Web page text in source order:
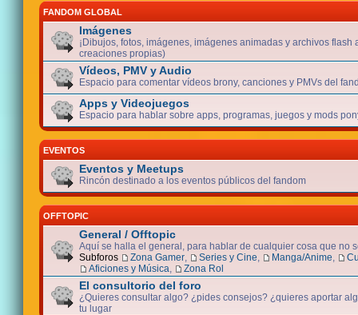
FANDOM GLOBAL
Imágenes
¡Dibujos, fotos, imágenes, imágenes animadas y archivos flash
creaciones propias)
Vídeos, PMV y Audio
Espacio para comentar vídeos brony, canciones y PMVs del
Apps y Videojuegos
Espacio para hablar sobre apps, programas, juegos y mods
EVENTOS
Eventos y Meetups
Rincón destinado a los eventos públicos del fandom
OFFTOPIC
General / Offtopic
Aquí se halla el general, para hablar de cualquier cosa que no
Subforos
Zona Gamer Series y Cine Manga/Anime
Aficiones y Música
Zona Rol
El consultorio del foro
¿Quieres consultar algo? ¿pides consejos? ¿quieres aportar
tu lugar